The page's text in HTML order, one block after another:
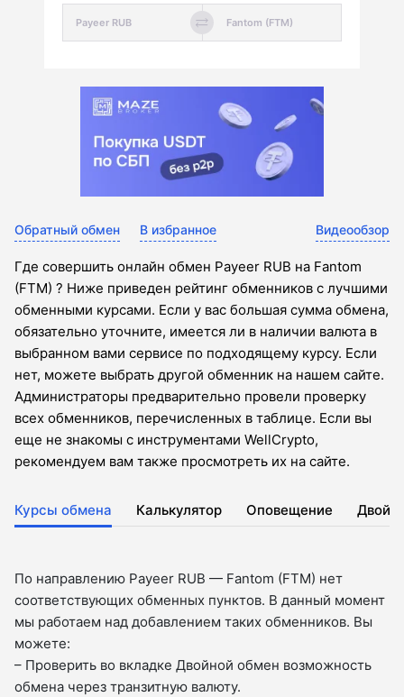
Обратный обмен В избранное Видеообзор
Где совершить онлайн обмен Payeer RUB на Fantom
(FTM) ? Ниже приведен рейтинг обменников с лучшими
обменными курсами. Если у вас большая сумма обмена,
обязательно уточните, имеется ли в наличии валюта в
выбранном вами сервисе по подходящему курсу. Если
нет, можете выбрать другой обменник на нашем сайте.
Администраторы предварительно провели проверку
всех обменников, перечисленных в таблице. Если вы
еще не знакомы с инструментами WellCrypto,
рекомендуем вам также просмотреть их на сайте.
Курсы обмена Калькулятор Оповещение
По направлению Payeer RUB — Fantom (FTM) нет
соответствующих обменных пунктов. В данный момент
мы работаем над добавлением таких обменников. Вы
можете:
– Проверить во вкладкe Двойной обмен возможность
обмена через транзитную валюту.